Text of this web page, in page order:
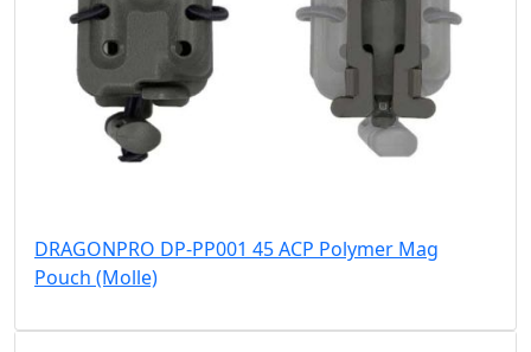
DRAGONPRO DP-PP001 45 ACP Polymer Mag
Pouch (Molle)